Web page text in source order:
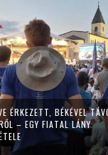
ÉRKEZETT, BÉKÉVEL
– EGY FIATAL LÁNY